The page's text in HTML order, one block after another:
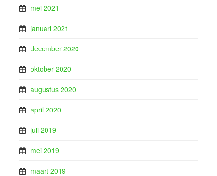
mei 2021
januari 2021
december 2020
oktober 2020
augustus 2020
april 2020
juli 2019
mei 2019
maart 2019